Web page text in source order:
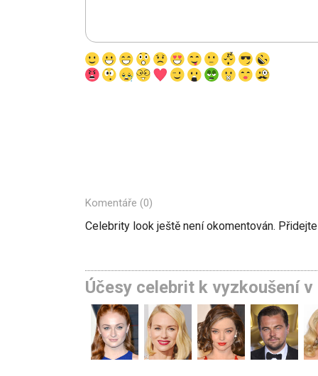
Komentáře (0)
Celebrity look ještě není okomentován.
Účesy celebrit k vyzkoušení v